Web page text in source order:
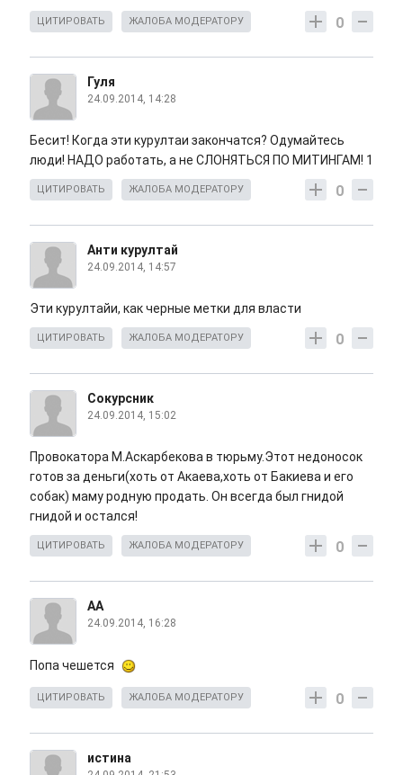
0
ЦИТИРОВАТЬ ЖАЛОБА МОДЕРАТОРУ
Гуля
24.09.2014, 14:28
Бесит! Когда эти курултаи закончатся? Одумайтесь
люди! НАДО работать, а не СЛОНЯТЬСЯ ПО МИТИНГАМ! 1
0
ЦИТИРОВАТЬ ЖАЛОБА МОДЕРАТОРУ
Анти курултай
24.09.2014, 14:57
Эти курултайи, как черные метки для власти
0
ЦИТИРОВАТЬ ЖАЛОБА МОДЕРАТОРУ
Сокурсник
24.09.2014, 15:02
Провокатора М.Аскарбекова в тюрьму.Этот недоносок
готов за деньги(хоть от Акаева,хоть от Бакиева и его
собак) маму родную продать. Он всегда был гнидой
гнидой и остался!
0
ЦИТИРОВАТЬ ЖАЛОБА МОДЕРАТОРУ
AA
24.09.2014, 16:28
Попа чешется
0
ЦИТИРОВАТЬ ЖАЛОБА МОДЕРАТОРУ
истина